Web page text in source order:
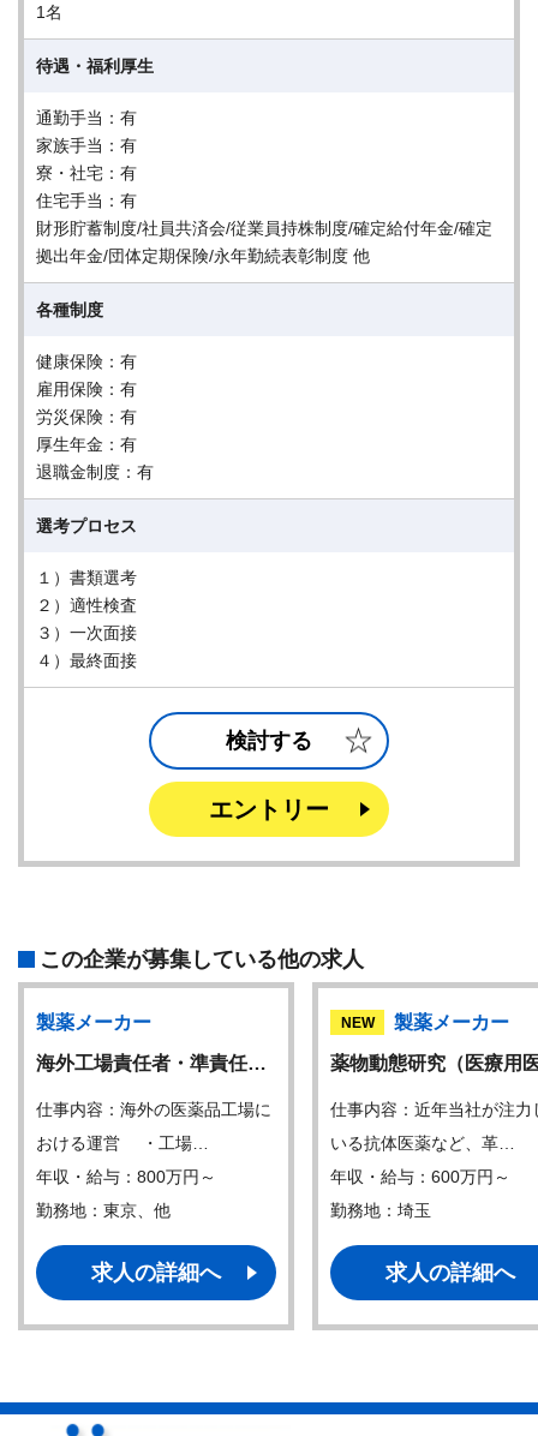
1名
待遇・福利厚生
通勤手当：有
家族手当：有
寮・社宅：有
住宅手当：有
財形貯蓄制度/社員共済会/従業員持株制度/確定給付年金/確定
拠出年金/団体定期保険/永年勤続表彰制度 他
各種制度
健康保険：有
雇用保険：有
労災保険：有
厚生年金：有
退職金制度：有
選考プロセス
１）書類選考
２）適性検査
３）一次面接
４）最終面接
検討する
エントリー
この企業が募集している他の求人
製薬メーカー
海外工場責任者・準責任…
仕事内容：海外の医薬品工場に
おける運営 ・工場…
年収・給与：800万円～
勤務地：東京、他
求人の詳細へ
NEW
製薬メーカー
薬物動態研究（医療用
仕事内容：近年当社が注力
いる抗体医薬など、革…
年収・給与：600万円～
勤務地：埼玉
求人の詳細へ